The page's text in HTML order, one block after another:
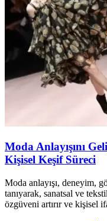
Moda Anlayışını
Kişisel Keşif Süreci
Moda anlayışı, deneyim,
tanıyarak, sanatsal ve
özgüveni artırır ve kişisel